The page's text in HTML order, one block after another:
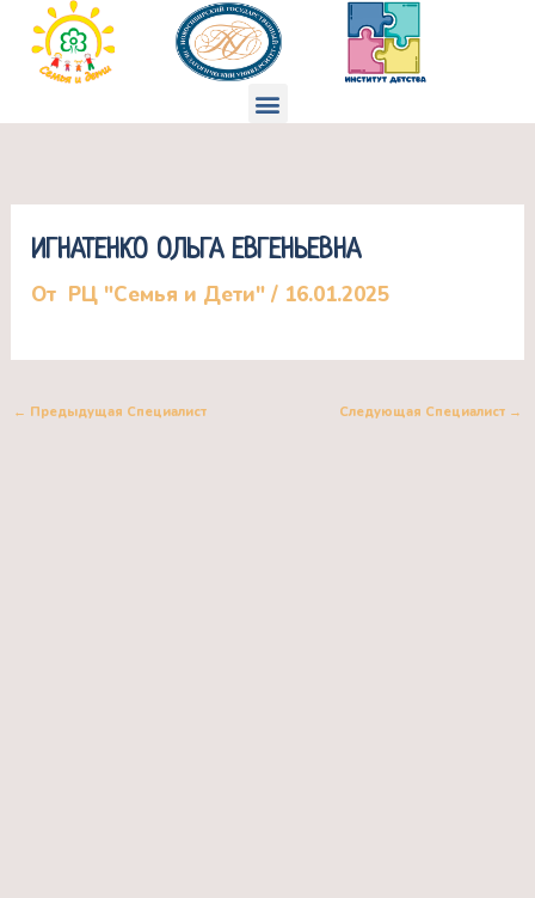
Перейти
содержимому
Меню
ИГНАТЕНКО ОЛЬГА ЕВГЕНЬЕВНА
От РЦ "Семья и Дети"/ 16.01.2025
← Предыдущая Специалист Следующая Специалист →